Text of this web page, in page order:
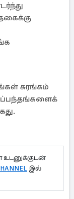
சுரங்கம்
ஒப்பந்தங்களைக்
உடனுக்குடன்
இல்